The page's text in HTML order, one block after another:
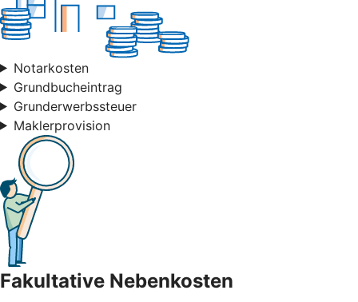
Notarkosten
Grundbucheintrag
Grunderwerbssteuer
Maklerprovision
Fakultative Nebenkosten